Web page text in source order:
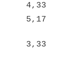
4,33
5,17
3,33